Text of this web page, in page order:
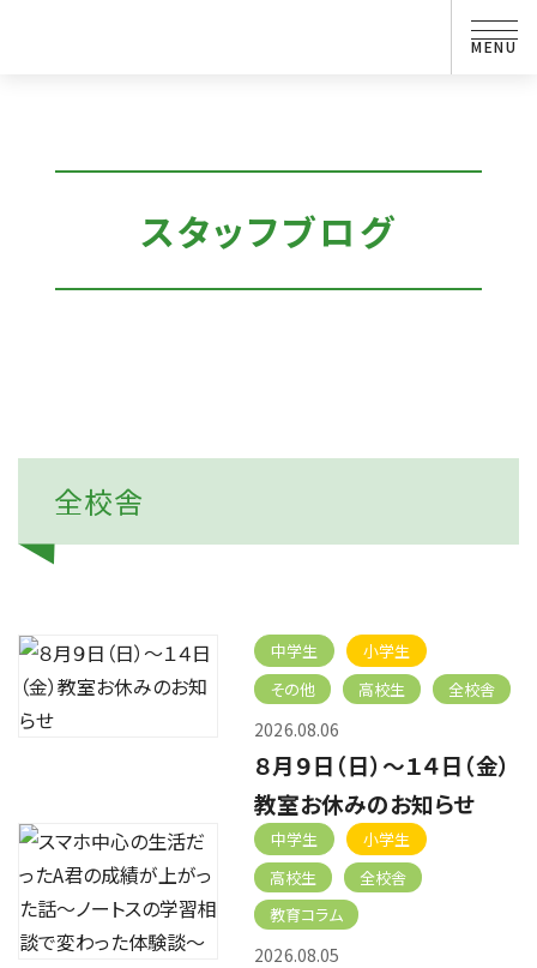
スタッフブログ
全校舎
中学生
小学生
その他
高校生 全校舎
2026.08.06
８月９日（日）～１４日（金）
教室お休みのお知らせ
中学生
小学生
高校生
全校舎
教育コラム
2026.08.05